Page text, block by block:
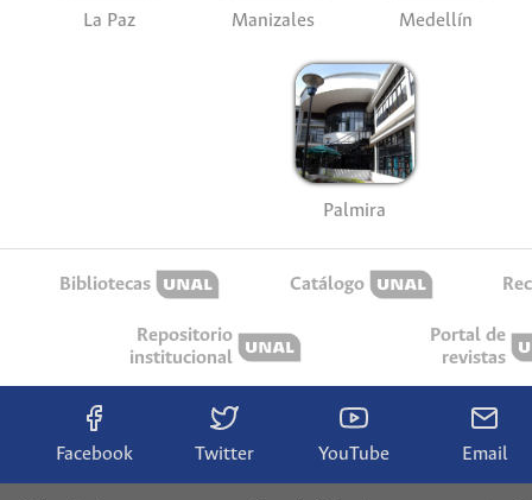
La Paz Manizales Medellín
Palmira
Bibliotecas Catálogo
Repositorio
institucional
Portal de
revistas
Facebook Twitter YouTube Email